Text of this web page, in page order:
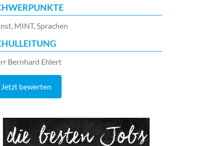
MINT, Sprachen
Bernhard Ehlert
Jetzt bewerten